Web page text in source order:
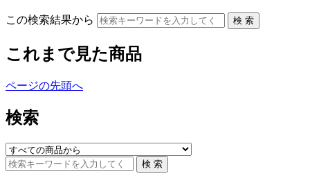
この検索結果から
これまで見た商品
ページの先頭へ
検索